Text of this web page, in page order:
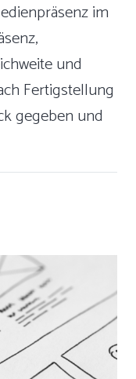
im
und
Fertigstellung
gegeben und